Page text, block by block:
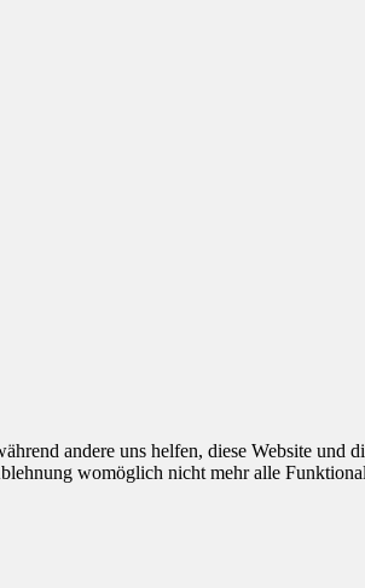
andere uns helfen, diese Website und
womöglich nicht mehr alle